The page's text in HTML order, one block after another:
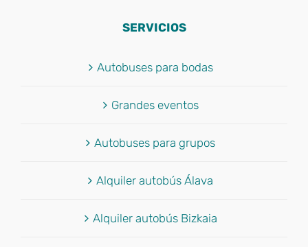
SERVICIOS
Autobuses para bodas
Grandes eventos
Autobuses para grupos
Alquiler autobús Álava
Alquiler autobús Bizkaia